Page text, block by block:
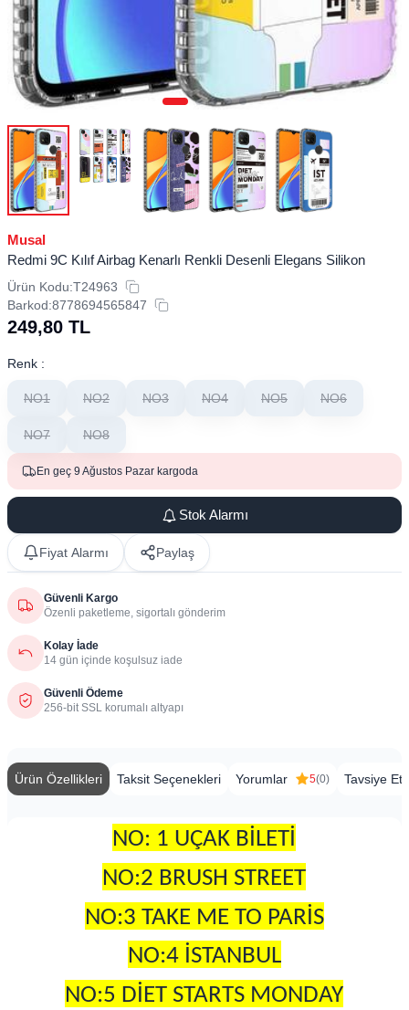
Musal
Redmi 9C Kılıf Airbag Kenarlı Renkli Desenli Elegans Silikon
Ürün Kodu:T24963
Barkod:8778694565847
249,80 TL
Renk :
NO1 NO2 NO3 NO4 NO5 NO6
NO7 NO8
En geç 9 Ağustos Pazar kargoda
Stok Alarmı
Fiyat Alarmı Paylaş
Güvenli Kargo
Özenli paketleme, sigortalı gönderim
Kolay İade
14 gün içinde koşulsuz iade
Güvenli Ödeme
256-bit SSL korumalı altyapı
Ürün Özellikleri Taksit Seçenekleri Yorumlar 5(0) Tavsiye Et
NO: 1 UÇAK BİLETİ
NO:2 BRUSH STREET
NO:3 TAKE ME TO PARİS
NO:4 İSTANBUL
NO:5 DİET STARTS MONDAY